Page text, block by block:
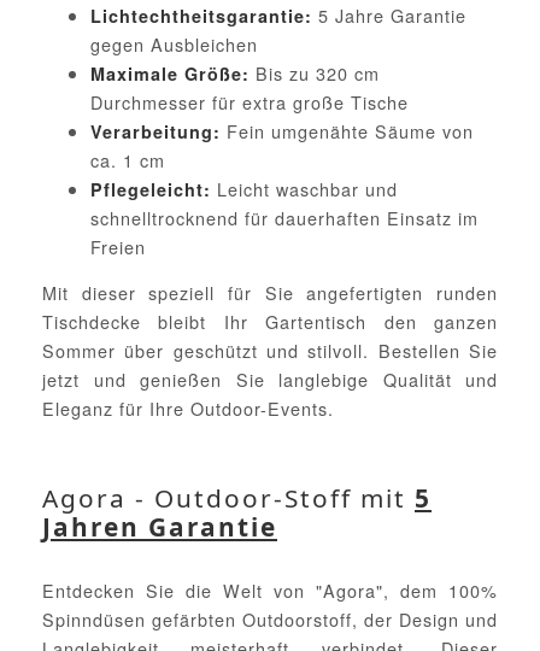
Lichtechtheitsgarantie: 5 Jahre Garantie
gegen Ausbleichen
Maximale Größe: Bis zu 320 cm
Durchmesser für extra große Tische
Verarbeitung: Fein umgenähte Säume von
ca. 1 cm
Pflegeleicht: Leicht waschbar und
schnelltrocknend für dauerhaften Einsatz im
Freien
Mit dieser speziell für Sie angefertigten runden
Tischdecke bleibt Ihr Gartentisch den ganzen
Sommer über geschützt und stilvoll. Bestellen Sie
jetzt und genießen Sie langlebige Qualität und
Eleganz für Ihre Outdoor-Events.
Agora - Outdoor-Stoff mit 5
Jahren Garantie
Entdecken Sie die Welt von "Agora", dem 100%
Spinndüsen gefärbten Outdoorstoff, der Design und